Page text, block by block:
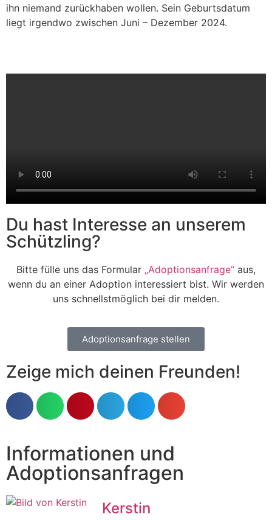
ihn niemand zurückhaben wollen. Sein Geburtsdatum
liegt irgendwo zwischen Juni – Dezember 2024.
Du hast Interesse an unserem
Schützling?
Bitte fülle uns das Formular „Adoptionsanfrage“ aus,
wenn du an einer Adoption interessiert bist. Wir werden
uns schnellstmöglich bei dir melden.
Adoptionsanfrage stellen
Zeige mich deinen Freunden!
Informationen und
Adoptionsanfragen
Kerstin